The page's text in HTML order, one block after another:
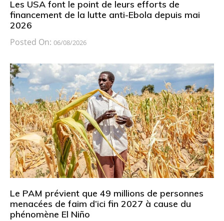
Les USA font le point de leurs efforts de
financement de la lutte anti-Ebola depuis mai
2026
Posted On: 06/08/2026
Le PAM prévient que 49 millions de personnes
menacées de faim d’ici fin 2027 à cause du
phénomène El Niño